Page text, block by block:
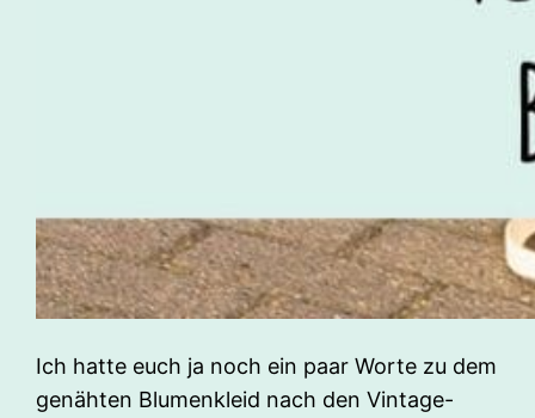
Ich hatte euch ja noch ein paar Worte zu dem
genähten Blumenkleid nach den Vintage-